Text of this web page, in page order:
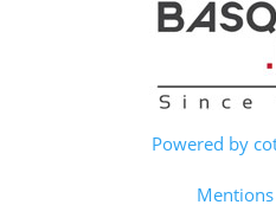
Powered by